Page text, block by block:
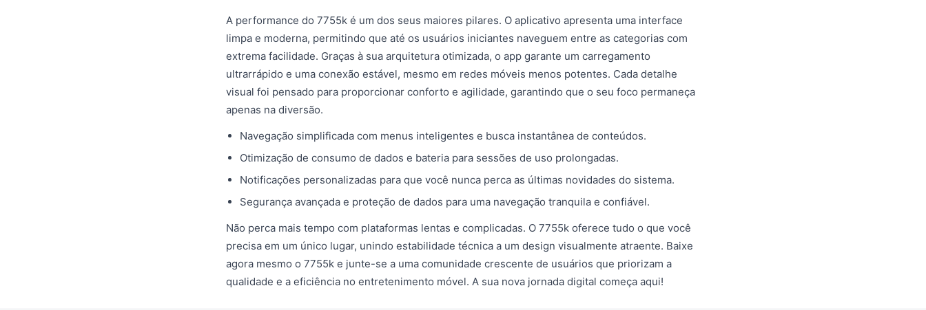
A performance do 7755k é um dos seus maiores pilares. O aplicativo apresenta uma interface
limpa e moderna, permitindo que até os usuários iniciantes naveguem entre as categorias com
extrema facilidade. Graças à sua arquitetura otimizada, o app garante um carregamento
ultrarrápido e uma conexão estável, mesmo em redes móveis menos potentes. Cada detalhe
visual foi pensado para proporcionar conforto e agilidade, garantindo que o seu foco permaneça
apenas na diversão.
Navegação simplificada com menus inteligentes e busca instantânea de conteúdos.
Otimização de consumo de dados e bateria para sessões de uso prolongadas.
Notificações personalizadas para que você nunca perca as últimas novidades do sistema.
Segurança avançada e proteção de dados para uma navegação tranquila e confiável.
Não perca mais tempo com plataformas lentas e complicadas. O 7755k oferece tudo o que você
precisa em um único lugar, unindo estabilidade técnica a um design visualmente atraente. Baixe
agora mesmo o 7755k e junte-se a uma comunidade crescente de usuários que priorizam a
qualidade e a eficiência no entretenimento móvel. A sua nova jornada digital começa aqui!